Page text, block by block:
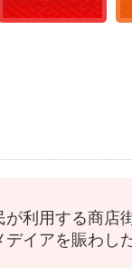
利用する商店
イアを賑わし